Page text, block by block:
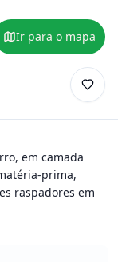
Ir para o mapa
em camada
prima,
raspadores em